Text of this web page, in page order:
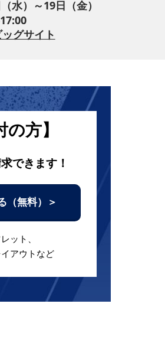
水）～19日（金）
グサイト
の方】
できます！
（無料）＞
ット、
アウトなど